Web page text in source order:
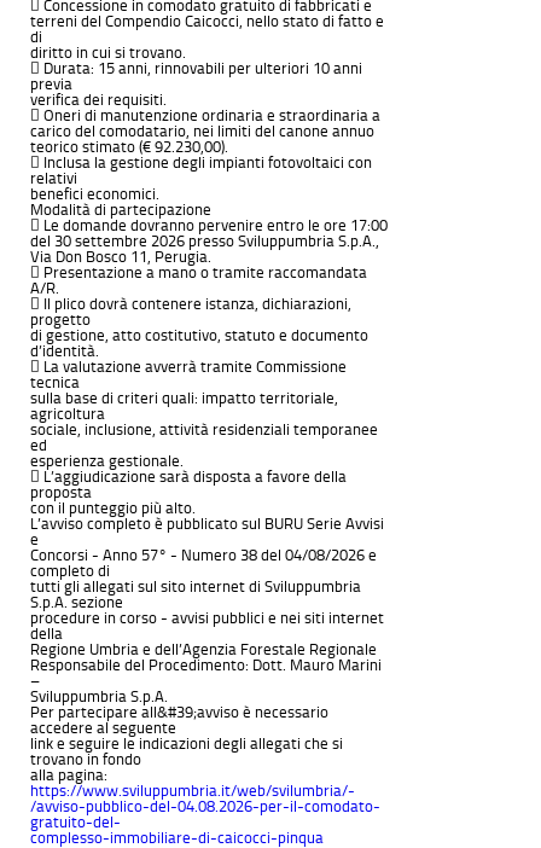
 Concessione in comodato gratuito di fabbricati e
terreni del Compendio Caicocci, nello stato di fatto e
di
diritto in cui si trovano.
 Durata: 15 anni, rinnovabili per ulteriori 10 anni
previa
verifica dei requisiti.
 Oneri di manutenzione ordinaria e straordinaria a
carico del comodatario, nei limiti del canone annuo
teorico stimato (€ 92.230,00).
 Inclusa la gestione degli impianti fotovoltaici con
relativi
benefici economici.
Modalità di partecipazione
 Le domande dovranno pervenire entro le ore 17:00
del 30 settembre 2026 presso Sviluppumbria S.p.A.,
Via Don Bosco 11, Perugia.
 Presentazione a mano o tramite raccomandata
A/R.
 Il plico dovrà contenere istanza, dichiarazioni,
progetto
di gestione, atto costitutivo, statuto e documento
d’identità.
 La valutazione avverrà tramite Commissione
tecnica
sulla base di criteri quali: impatto territoriale,
agricoltura
sociale, inclusione, attività residenziali temporanee
ed
esperienza gestionale.
 L’aggiudicazione sarà disposta a favore della
proposta
con il punteggio più alto.
L’avviso completo è pubblicato sul BURU Serie Avvisi
e
Concorsi - Anno 57° - Numero 38 del 04/08/2026 e
completo di
tutti gli allegati sul sito internet di Sviluppumbria
S.p.A. sezione
procedure in corso - avvisi pubblici e nei siti internet
della
Regione Umbria e dell’Agenzia Forestale Regionale
Responsabile del Procedimento: Dott. Mauro Marini
–
Sviluppumbria S.p.A.
Per partecipare all&#39;avviso è necessario
accedere al seguente
link e seguire le indicazioni degli allegati che si
trovano in fondo
alla pagina:
https://www.sviluppumbria.it/web/svilumbria/-
/avviso-pubblico-del-04.08.2026-per-il-comodato-
gratuito-del-
complesso-immobiliare-di-caicocci-pinqua